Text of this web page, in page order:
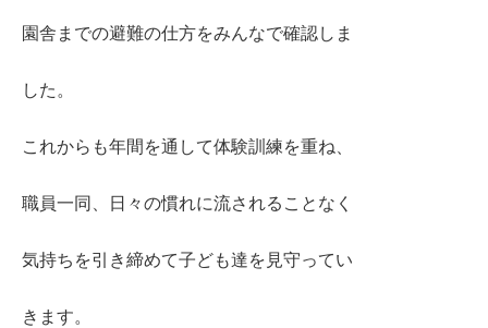
園舎までの避難の仕方をみんなで確認しま
した。
これからも年間を通して体験訓練を重ね、
職員一同、日々の慣れに流されることなく
気持ちを引き締めて子ども達を見守ってい
きます。